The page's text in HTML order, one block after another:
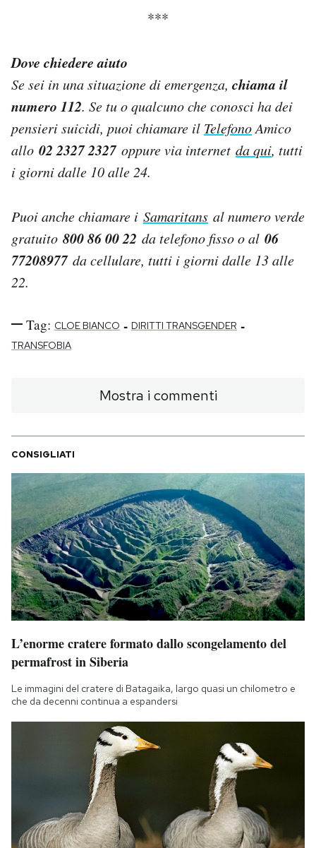
***
Dove chiedere aiuto
Se sei in una situazione di emergenza, chiama il
numero 112. Se tu o qualcuno che conosci ha dei
pensieri suicidi, puoi chiamare il TelefonoAmico
allo 02 2327 2327oppure via internet da qui, tutti
i giorni dalle 10 alle 24.
Puoi anche chiamare i Samaritans al numero verde
gratuito 800 86 00 22 da telefono fisso o al 06
77208977da cellulare, tutti i giorni dalle 13 alle
22.
Tag: CLOE BIANCO - DIRITTI TRANSGENDER -
TRANSFOBIA
Mostra i commenti
CONSIGLIATI
L’enorme cratere formato dallo scongelamento del
permafrost in Siberia
Le immagini del cratere di Batagaika, largo quasi un chilometro e
che da decenni continua a espandersi